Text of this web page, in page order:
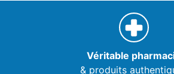
Véritable
& produits